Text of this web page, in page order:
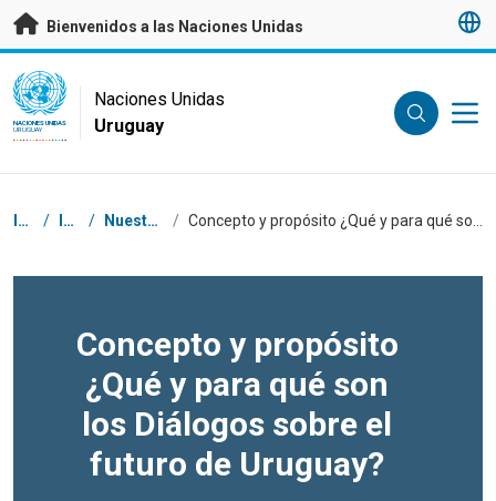
Saltar a contenido principal
Bienvenidos a las Naciones Unidas
UN Logo
NACIONES UNIDAS
URUGUAY
Naciones Unidas
Uruguay
Coordenadas dentro de la ruta de navegación
Inicio / Inicio / Nuestro trabajo /
Concepto y propósito
¿Qué y para qué son
los Diálogos sobre el
futuro de Uruguay?